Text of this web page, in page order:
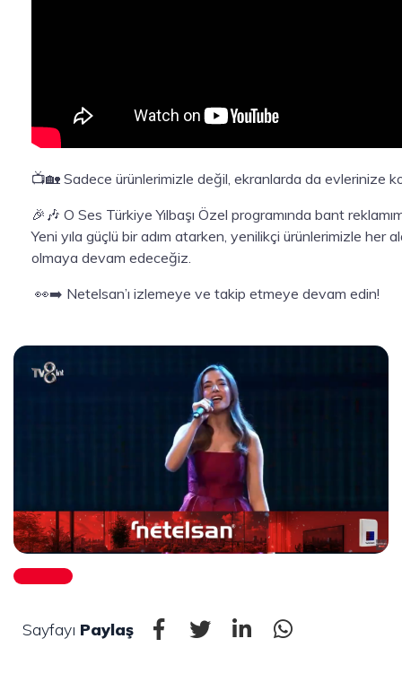
📺🏡 Sadece ürünlerimizle değil, ekranlarda da evlerinize
🎉🎶 O Ses Türkiye Yılbaşı Özel programında bant
Yeni yıla güçlü bir adım atarken, yenilikçi ürünlerimizle her
olmaya devam edeceğiz.
👀➡️ Netelsan’ı izlemeye ve takip etmeye devam edin!
Sayfayı Paylaş